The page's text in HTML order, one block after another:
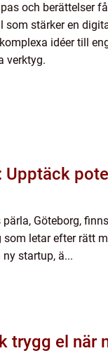
och berättelser
stärker en
idéer till
verktyg.
Upptäck
Göteborg,
letar efter rätt
startup, ä...
Reservkraftverk